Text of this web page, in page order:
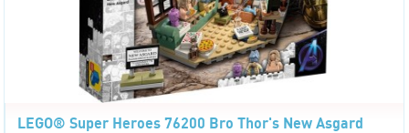
LEGO® Super Heroes 76200 Bro Thor's New Asgard